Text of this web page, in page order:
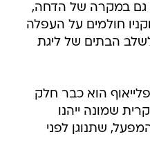
גם במקרה של הדחה,
חולמים על העפלה
הבתים של ליגת
הוא כבר חלק
שמונה ייהנו
שתנוגן לפני